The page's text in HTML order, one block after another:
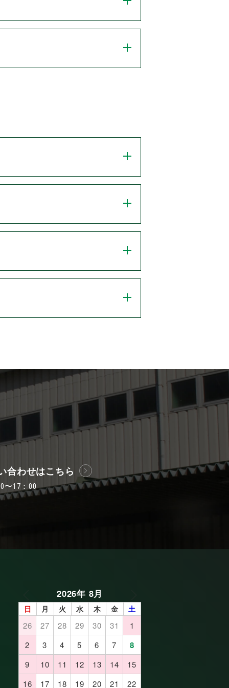
合わせはこちら
〜17：00
2026年 8月
日 月 火 水 木 金 土
26 27 28 29 30 31
1
2
3 4 5 6 7 8
9 10 11 12 13 14
15
16
17 18 19 20 21 22